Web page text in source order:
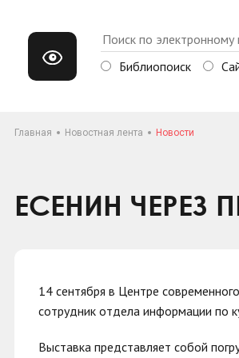
Библиопоиск
Главная Новостная лента Новости
ЕСЕНИН ЧЕРЕЗ
14 сентября в Центре
сотрудник отдела информации по
Выставка представляет собой